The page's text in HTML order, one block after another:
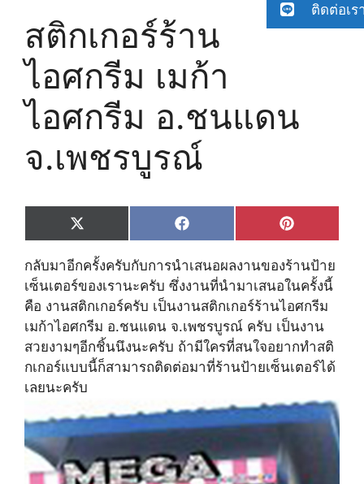
สติกเกอร์ร้าน
ไอศกรีม เมก้า
ไอศกรีม อ.ชนแดน
จ.เพชรบูรณ์
Share
on
X
(
w
i
t
t
e
r
)
Share
on
F
a
e
b
o
k
Share
on
P
i
t
e
e
s
t
กลับมาอีกครั้งครับกับการนำเสนอผลงานของร้านป้าย
เซ็นเตอร์ของเรานะครับ ซึ่งงานที่นำมาเสนอในครั้งนี้
คือ งานสติกเกอร์ครับ เป็นงานสติกเกอร์ร้านไอศกรีม
เมก้าไอศกรีม อ.ชนแดน จ.เพชรบูรณ์ ครับ เป็นงาน
สวยงามๆอีกชิ้นนึงนะครับ ถ้ามีใครที่สนใจอยากทำสติ
กเกอร์แบบนี้ก็สามารถติดต่อมาที่ร้านป้ายเซ็นเตอร์ได้
เลยนะครับ
ติดต่อเร